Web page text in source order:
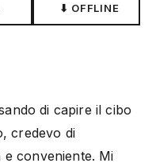
⬇ OFFLINE
di capire il cibo
credevo di
conveniente. Mi